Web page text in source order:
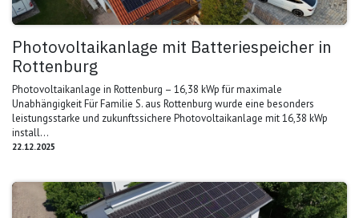
Photovoltaikanlage mit Batteriespeicher in
Rottenburg
Photovoltaikanlage in Rottenburg – 16,38 kWp für maximale
Unabhängigkeit Für Familie S. aus Rottenburg wurde eine besonders
leistungsstarke und zukunftssichere Photovoltaikanlage mit 16,38 kWp
install...
22.12.2025